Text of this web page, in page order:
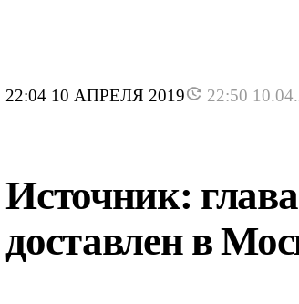
22:04 10 АПРЕЛЯ 2019 22:50
Источник:
доставлен в